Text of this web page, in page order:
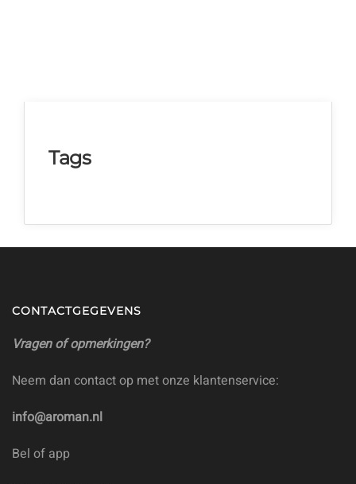
Tags
CONTACTGEGEVENS
Vragen of opmerkingen?
Neem dan contact op met onze klantenservice:
info@aroman.nl
Bel of app